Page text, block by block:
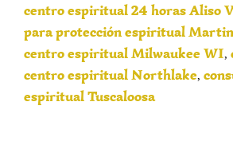
centro espiritual 24 horas Aliso
para protección espiritual
centro espiritual Milwaukee WI,
centro espiritual Northlake,
espiritual Tuscaloosa